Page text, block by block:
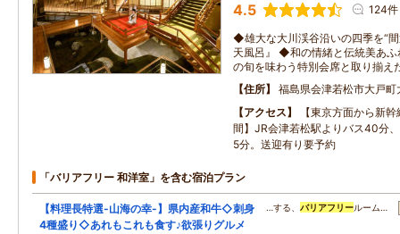
4.5 124件
◆雄大な大川渓谷沿いの四季を“
天風呂』 ◆和の情緒と伝統美あ
の旬を味わう特別会席と取り揃え
住所
福島県会津若松市大戸
アクセス
【東京方面から新
間】JR会津若松駅よりバス40分
5分。送迎有り要予約
「バリアフリー 和洋室」を含む宿泊プラン
【料理長特選-山海の幸-】県内産和牛◇刺身
4種盛り◇あれもこれも食す♪欲張りグルメ
…する、 バリアフリールーム…